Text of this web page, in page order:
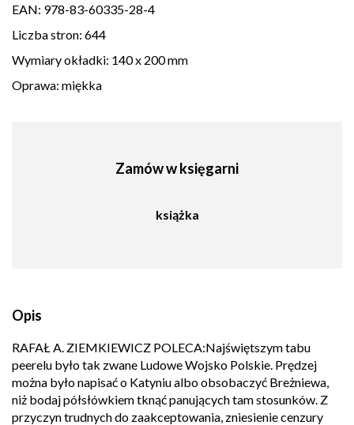
EAN: 978-83-60335-28-4
Liczba stron: 644
Wymiary okładki: 140 x 200 mm
Oprawa: miękka
Zamów w księgarni
książka
Opis
RAFAŁ A. ZIEMKIEWICZ POLECA:Najświętszym tabu
peerelu było tak zwane Ludowe Wojsko Polskie. Prędzej
można było napisać o Katyniu albo obsobaczyć Breżniewa,
niż bodaj półsłówkiem tknąć panujących tam stosunków. Z
przyczyn trudnych do zaakceptowania, zniesienie cenzury